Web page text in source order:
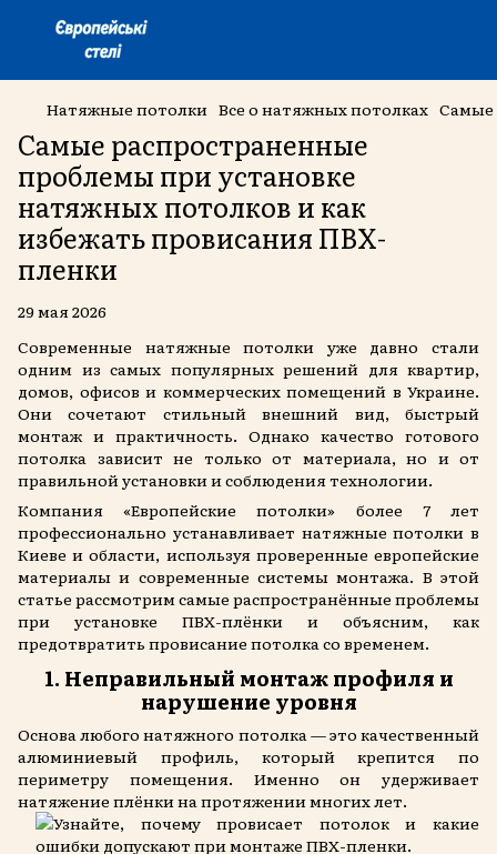
Натяжные потолки Все о натяжных потолках Самые
Самые распространенные
проблемы при установке
натяжных потолков и как
избежать провисания ПВХ-
пленки
29 мая 2026
Современные натяжные потолки уже давно стали
одним из самых популярных решений для квартир,
домов, офисов и коммерческих помещений в Украине.
Они сочетают стильный внешний вид, быстрый
монтаж и практичность. Однако качество готового
потолка зависит не только от материала, но и от
правильной установки и соблюдения технологии.
Компания «Европейские потолки» более 7 лет
профессионально устанавливает натяжные потолки в
Киеве и области, используя проверенные европейские
материалы и современные системы монтажа. В этой
статье рассмотрим самые распространённые проблемы
при установке ПВХ-плёнки и объясним, как
предотвратить провисание потолка со временем.
1. Неправильный монтаж профиля и
нарушение уровня
Основа любого натяжного потолка — это качественный
алюминиевый профиль, который крепится по
периметру помещения. Именно он удерживает
натяжение плёнки на протяжении многих лет.